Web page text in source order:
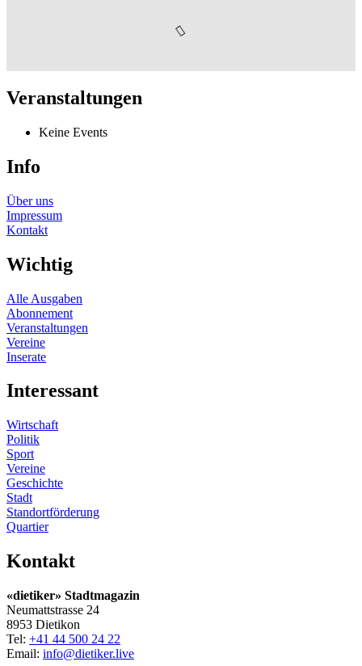
Veranstaltungen
Keine Events
Info
Über uns
Impressum
Kontakt
Wichtig
Alle Ausgaben
Abonnement
Veranstaltungen
Vereine
Inserate
Interessant
Wirtschaft
Politik
Sport
Vereine
Geschichte
Stadt
Standortförderung
Quartier
Kontakt
«dietiker» Stadtmagazin
Neumattstrasse 24
8953 Dietikon
Tel: +41 44 500 24 22
Email: info@dietiker.live